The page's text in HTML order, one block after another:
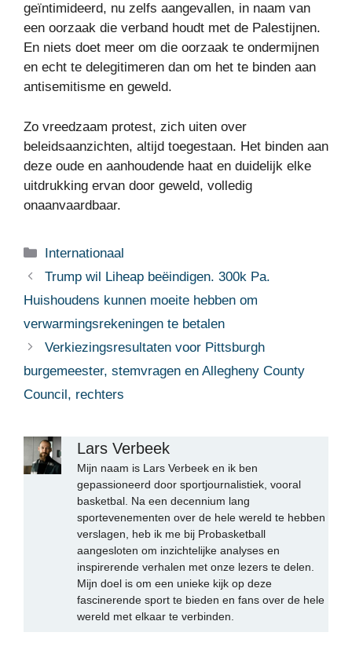
geïntimideerd, nu zelfs aangevallen, in naam van
een oorzaak die verband houdt met de Palestijnen.
En niets doet meer om die oorzaak te ondermijnen
en echt te delegitimeren dan om het te binden aan
antisemitisme en geweld.
Zo vreedzaam protest, zich uiten over
beleidsaanzichten, altijd toegestaan. Het binden aan
deze oude en aanhoudende haat en duidelijk elke
uitdrukking ervan door geweld, volledig
onaanvaardbaar.
Categorieën
Internationaal
Trump wil Liheap beëindigen. 300k Pa.
Huishoudens kunnen moeite hebben om
verwarmingsrekeningen te betalen
Verkiezingsresultaten voor Pittsburgh
burgemeester, stemvragen en Allegheny County
Council, rechters
Lars Verbeek
Mijn naam is Lars Verbeek en ik ben
gepassioneerd door sportjournalistiek, vooral
basketbal. Na een decennium lang
sportevenementen over de hele wereld te hebben
verslagen, heb ik me bij Probasketball
aangesloten om inzichtelijke analyses en
inspirerende verhalen met onze lezers te delen.
Mijn doel is om een unieke kijk op deze
fascinerende sport te bieden en fans over de hele
wereld met elkaar te verbinden.